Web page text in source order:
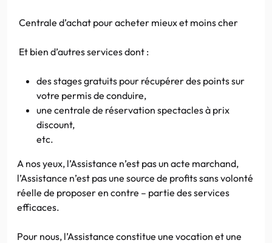
Centrale d’achat pour acheter mieux et moins cher
Et bien d’autres services dont :
des stages gratuits pour récupérer des points sur
votre permis de conduire,
une centrale de réservation spectacles à prix
discount,
etc.
A nos yeux, l’Assistance n’est pas un acte marchand,
l’Assistance n’est pas une source de profits sans volonté
réelle de proposer en contre – partie des services
efficaces.
Pour nous, l’Assistance constitue une vocation et une